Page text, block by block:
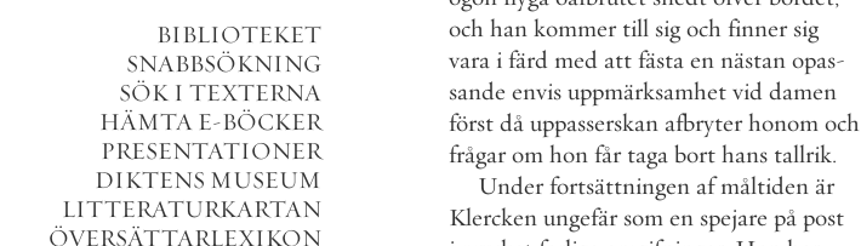
BIBLIOTEKET
SNABBSÖKNING
SÖK I TEXTERNA
HÄMTA E-BÖCKER
PRESENTATIONER
DIKTENS MUSEUM
LITTERATURKARTAN
ÖVERSÄTTARLEXIKON
och han kommer till sig och finner sig
vara i färd med att fästa en nästan opas-
sande envis uppmärksamhet vid damen
först då uppasserskan afbryter honom och
frågar om hon får taga bort hans tallrik.
Under fortsättningen af måltiden är
Klercken ungefär som en spejare på post